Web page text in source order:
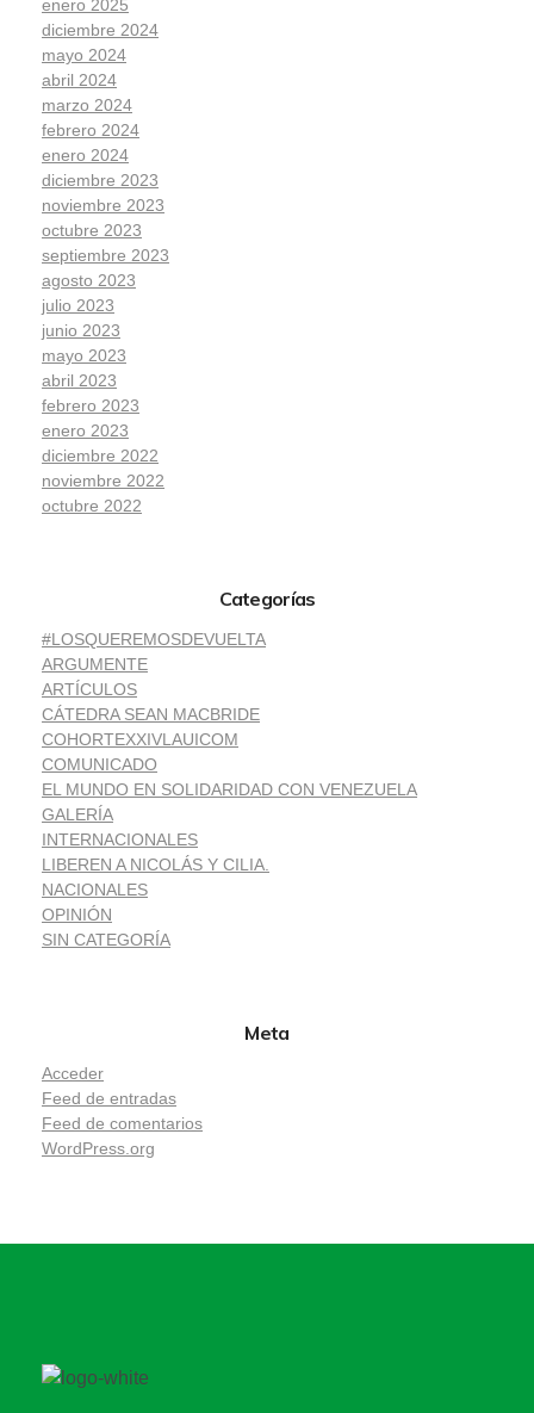
enero 2025
diciembre 2024
mayo 2024
abril 2024
marzo 2024
febrero 2024
enero 2024
diciembre 2023
noviembre 2023
octubre 2023
septiembre 2023
agosto 2023
julio 2023
junio 2023
mayo 2023
abril 2023
febrero 2023
enero 2023
diciembre 2022
noviembre 2022
octubre 2022
Categorías
#LOSQUEREMOSDEVUELTA
ARGUMENTE
ARTÍCULOS
CÁTEDRA SEAN MACBRIDE
COHORTEXXIVLAUICOM
COMUNICADO
EL MUNDO EN SOLIDARIDAD CON VENEZUELA
GALERÍA
INTERNACIONALES
LIBEREN A NICOLÁS Y CILIA.
NACIONALES
OPINIÓN
SIN CATEGORÍA
Meta
Acceder
Feed de entradas
Feed de comentarios
WordPress.org